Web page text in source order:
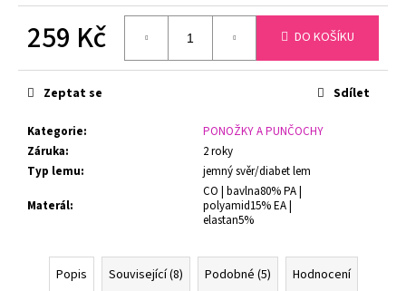
259 Kč
cena:
DO KOŠÍKU
Kategorie:
PONOŽKY A PUNČOCHY
Záruka:
2 roky
Typ lemu: jemný svěr/diabet lem
Materál:
CO | bavlna80% PA |
polyamid15% EA |
elastan5%
Zeptat se Sdílet
Popis Související (8) Podobné (5)
Hodnocení
KOSTICÍ
FELINA
CONTURELLE
80505
ČERNÁ
699
Kč
Původně:
Kč